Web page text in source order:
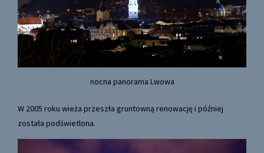
nocna panorama Lwowa
W 2005 roku wieża przeszła gruntowną renowację i później
została podświetlona.